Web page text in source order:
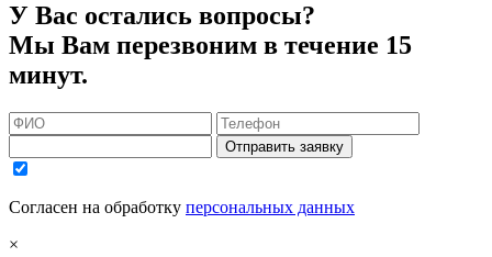
У Вас остались вопросы?
Мы Вам перезвоним в течение 15
минут.
Отправить заявку
Согласен на обработку персональных данных
×